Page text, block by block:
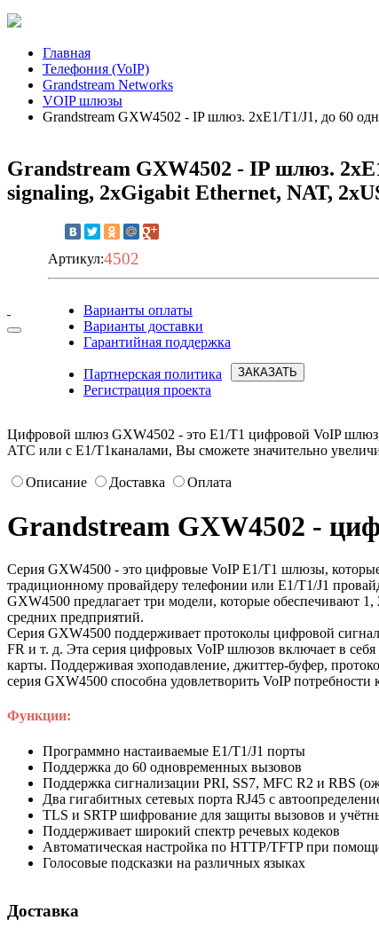
Главная
Телефония (VoIP)
Grandstream Networks
VOIP шлюзы
Grandstream GXW4502 - IP шлюз. 2xE1/T1/J1, до 60
Grandstream GXW4502 - IP шлюз.
signaling, 2xGigabit Ethernet, NAT,
Артикул:4502
Варианты оплаты
Варианты доставки
Гарантийная поддержка
Партнерская политика
Регистрация проекта
ЗАКАЗАТЬ
Цифровой шлюз GXW4502 - это E1/T1 цифровой VoIP
АТС или с E1/T1каналами, Вы сможете значительно
Описание Доставка Оплата
Grandstream GXW4502 -
Серия GXW4500 - это цифровые VoIP E1/T1 шлюзы,
традиционному провайдеру телефонии или E1/T1/J1
GXW4500 предлагает три модели, которые обеспечивают
средних предприятий.
Серия GXW4500 поддерживает протоколы цифровой
FR и т. д. Эта серия цифровых VoIP шлюзов включает в
карты. Поддерживая эхоподавление, джиттер-буфер,
серия GXW4500 способна удовлетворить VoIP
Функции:
Программно настаиваемые E1/T1/J1 порты
Поддержка до 60 одновременных вызовов
Поддержка сигнализации PRI, SS7, MFC R2 и RBS
Два гигабитных сетевых порта RJ45 с
TLS и SRTP шифрование для защиты вызовов и
Поддерживает широкий спектр речевых кодеков
Автоматическая настройка по HTTP/TFTP при
Голосовые подсказки на различных языках
Доставка